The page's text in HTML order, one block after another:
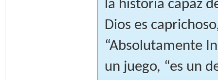
la historia capaz
Dios es
“Absolutamente
un juego, “es un